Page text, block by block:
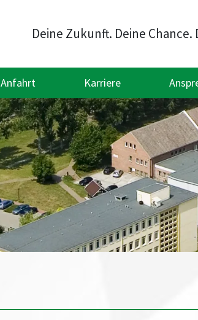
Deine Zukunft. Deine Chance.
Anfahrt Karriere